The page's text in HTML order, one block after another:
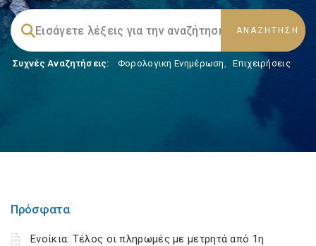
Συχνές Αναζητήσεις: Φορολογικη Ενημέρωση, Επιχειρήσεις
Πρόσφατα
Ενοίκια: Τέλος οι πληρωμές με μετρητά από 1η